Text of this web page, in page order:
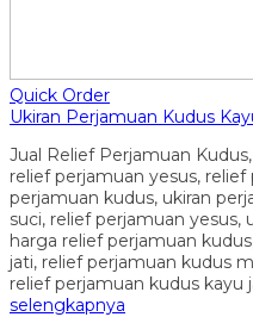
Quick Order
Ukiran Perjamuan Kudus
Jual Relief Perjamuan
relief perjamuan yesus,
perjamuan kudus, ukiran
suci, relief perjamuan yesus,
harga relief perjamuan
jati, relief perjamuan kudus
relief perjamuan kudus kayu
selengkapnya